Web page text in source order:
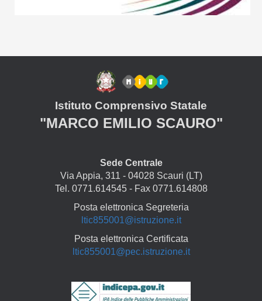
Istituto Comprensivo Statale
"MARCO EMILIO SCAURO"
Sede Centrale
Via Appia, 311 - 04028 Scauri (LT)
Tel. 0771.614545 - Fax 0771.614808
Posta elettronica Segreteria
ltic855001@istruzione.it
Posta elettronica Certificata
ltic855001@pec.istruzione.it